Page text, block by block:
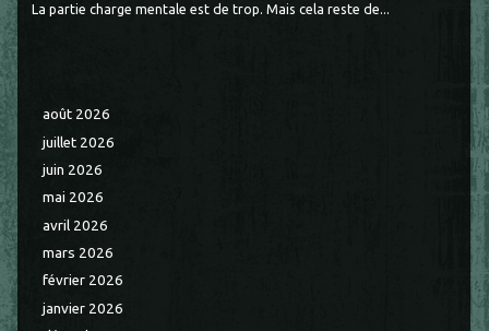
La partie charge mentale est de trop. Mais cela reste de...
août 2026
juillet 2026
juin 2026
mai 2026
avril 2026
mars 2026
février 2026
janvier 2026